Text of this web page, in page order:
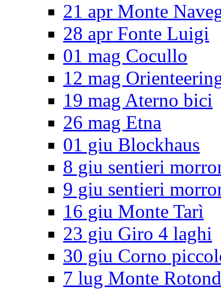
21 apr Monte
28 apr Fonte Luigi
01 mag Cocullo
12 mag
19 mag Aterno bici
26 mag Etna
01 giu Blockhaus
8 giu sentieri
9 giu sentieri
16 giu Monte Tarì
23 giu Giro 4 laghi
30 giu Corno
7 lug Monte